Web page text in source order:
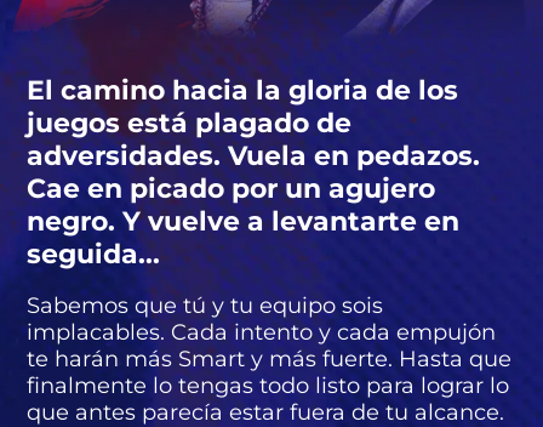
El camino hacia la gloria de los
juegos está plagado de
adversidades. Vuela en pedazos.
Cae en picado por un agujero
negro. Y vuelve a levantarte en
seguida...
Sabemos que tú y tu equipo sois
implacables. Cada intento y cada empujón
te harán más Smart y más fuerte. Hasta que
finalmente lo tengas todo listo para lograr lo
que antes parecía estar fuera de tu alcance.